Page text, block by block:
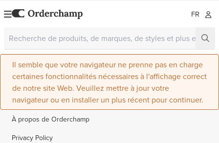
FR
Il semble que votre navigateur ne prenne pas en charge
certaines fonctionnalités nécessaires à l'affichage correct
de notre site Web. Veuillez mettre à jour votre
navigateur ou en installer un plus récent pour continuer.
À propos de Orderchamp
Privacy Policy